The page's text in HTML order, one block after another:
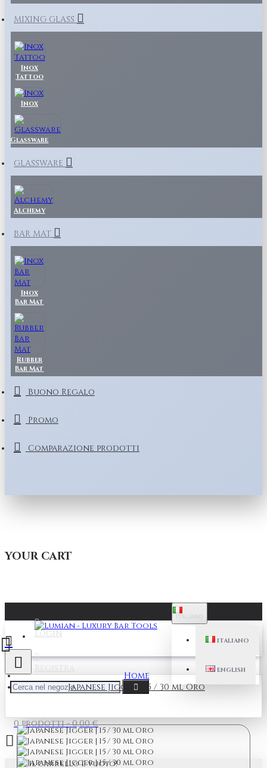
MIXING GLASS
Inox
Tattoo
Inox
Glassware
GLASSWARE
Alchemy
BAR MAT
Inox
Bar Mat
Rubber
Bar Mat
Buono Regalo
Promo
Comparazione prodotti
YOUR CART
Login
Registra
ITALIANO
ENGLISH
0 prodotti - 0,00 €
Il carrello è vuoto!
Home
Japanese Jigger | 15 / 30 ml Oro